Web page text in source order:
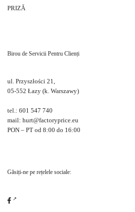
PRIZĂ
Birou de Servicii Pentru Clienți
ul. Przyszłości 21,
05-552 Łazy (k. Warszawy)
tel.: 601 547 740
mail: hurt@factoryprice.eu
PON – PT od 8:00 do 16:00
Găsiți-ne pe rețelele sociale: